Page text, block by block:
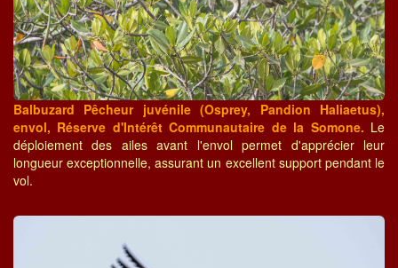
Balbuzard Pêcheur juvénile (Osprey, Pandion Haliaetus),
envol, Réserve d'Intérêt Communautaire de la Somone. Le
déploiement des ailes avant l'envol permet d'apprécier leur
longueur exceptionnelle, assurant un excellent support pendant le
vol.